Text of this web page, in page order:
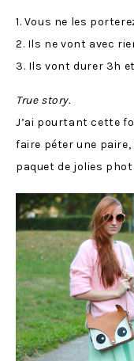
1. Vous ne les
2. Ils ne vont avec
3. Ils vont durer 3h
True story.
J’ai pourtant cette
faire péter une
paquet de jolies